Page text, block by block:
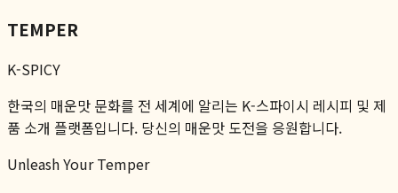
TEMPER
K-SPICY
한국의 매운맛 문화를 전 세계에 알리는 K-스파이시 레시피 및 제
품 소개 플랫폼입니다. 당신의 매운맛 도전을 응원합니다.
Unleash Your Temper